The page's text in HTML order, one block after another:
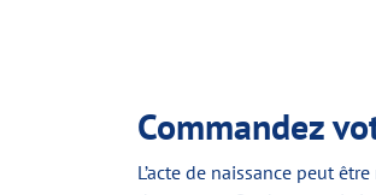
Commandez
L’acte de naissance peut